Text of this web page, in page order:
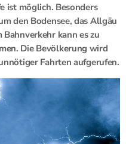
ist möglich. Besonders
den Bodensee, das Allgäu
kann es zu
Die Bevölkerung wird
Fahrten aufgerufen.